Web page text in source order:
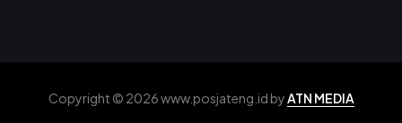
Copyright © 2026 www.posjateng.id by ATN MEDIA